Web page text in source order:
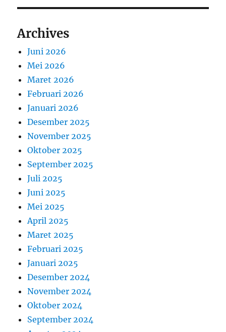
Archives
Juni 2026
Mei 2026
Maret 2026
Februari 2026
Januari 2026
Desember 2025
November 2025
Oktober 2025
September 2025
Juli 2025
Juni 2025
Mei 2025
April 2025
Maret 2025
Februari 2025
Januari 2025
Desember 2024
November 2024
Oktober 2024
September 2024